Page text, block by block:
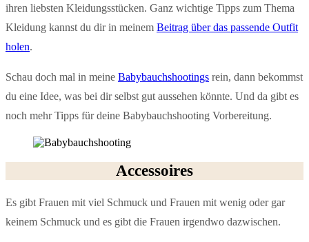
ihren liebsten Kleidungsstücken. Ganz wichtige Tipps zum Thema
Kleidung kannst du dir in meinem Beitrag über das passende Outfit
holen.
Schau doch mal in meine Babybauchshootings rein, dann bekommst
du eine Idee, was bei dir selbst gut aussehen könnte. Und da gibt es
noch mehr Tipps für deine Babybauchshooting Vorbereitung.
Accessoires
Es gibt Frauen mit viel Schmuck und Frauen mit wenig oder gar
keinem Schmuck und es gibt die Frauen irgendwo dazwischen.